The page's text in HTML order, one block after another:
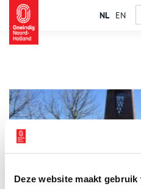
Deze website maakt gebruik
NL EN